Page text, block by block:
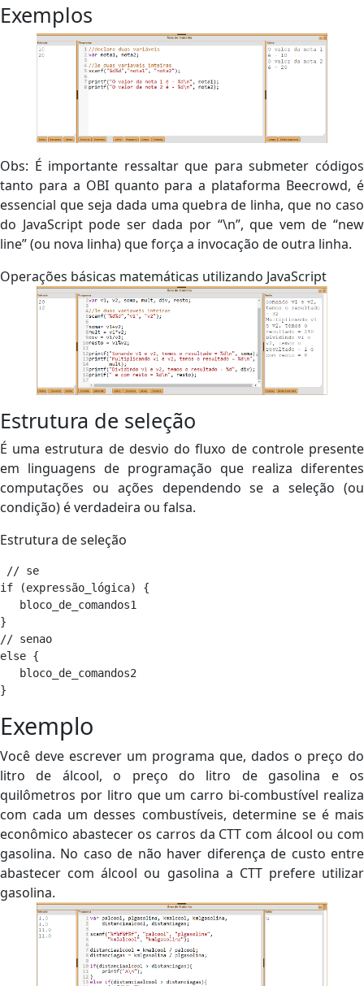
Exemplos
Obs: É importante ressaltar que para submeter códigos
tanto para a OBI quanto para a plataforma Beecrowd, é
essencial que seja dada uma quebra de linha, que no caso
do JavaScript pode ser dada por “\n”, que vem de “new
line” (ou nova linha) que força a invocação de outra linha.
Operações básicas matemáticas utilizando JavaScript
Estrutura de seleção
É uma estrutura de desvio do fluxo de controle presente
em linguagens de programação que realiza diferentes
computações ou ações dependendo se a seleção (ou
condição) é verdadeira ou falsa.
Estrutura de seleção
// se
if (expressão_lógica) {
   bloco_de_comandos1
}
// senao
else {
   bloco_de_comandos2
Exemplo
Você deve escrever um programa que, dados o preço do
litro de álcool, o preço do litro de gasolina e os
quilômetros por litro que um carro bi-combustível realiza
com cada um desses combustíveis, determine se é mais
econômico abastecer os carros da CTT com álcool ou com
gasolina. No caso de não haver diferença de custo entre
abastecer com álcool ou gasolina a CTT prefere utilizar
gasolina.